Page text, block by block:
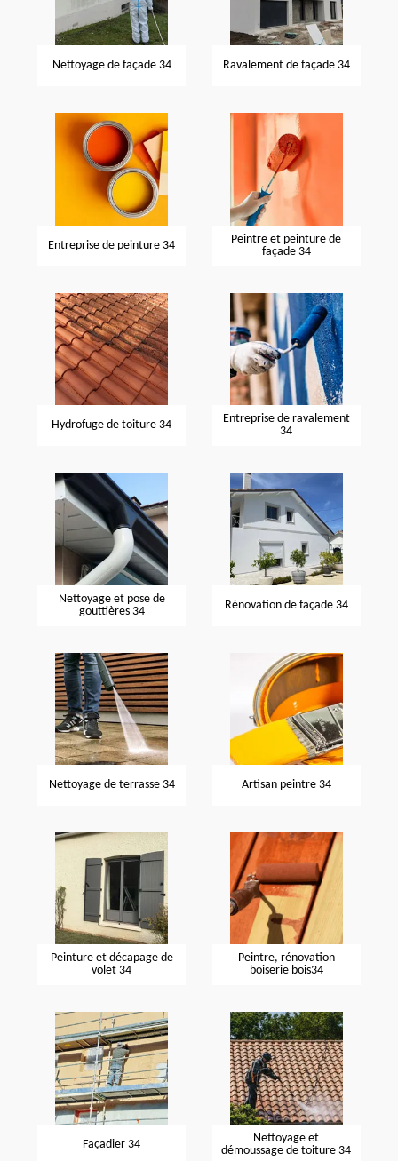
Nettoyage de façade 34 Ravalement de façade 34
Entreprise de peinture 34
Peintre et peinture de
façade 34
Hydrofuge de toiture 34
Entreprise de ravalement
34
Nettoyage et pose de
gouttières 34
Rénovation de façade 34
Nettoyage de terrasse 34 Artisan peintre 34
Peinture et décapage de
volet 34
Peintre, rénovation
boiserie bois34
Façadier 34
Nettoyage et
démoussage de toiture 34